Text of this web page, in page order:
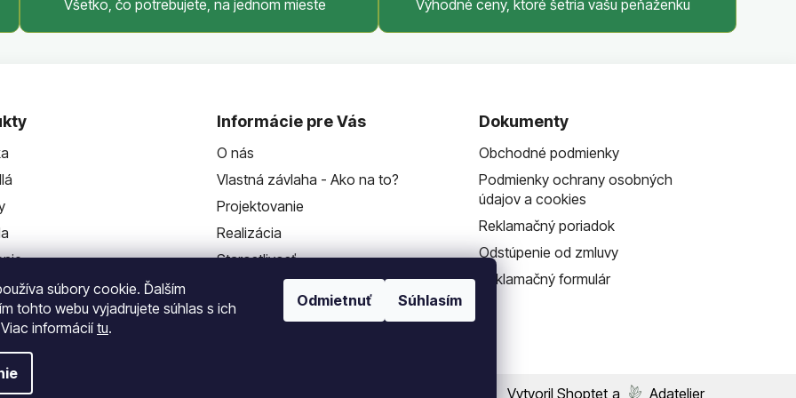
súbory cookie. Ďalším
tohto webu vyjadrujete súhlas s ich
informáciítu.
Odmietnuť Súhlasím
Všetko, čo potrebujete, na jednom mieste Výhodné ceny, ktoré šetria vašu peňaženku
Informácie pre Vás
O nás
Vlastná závlaha - Ako na to?
Projektovanie
Realizácia
Starostlivosť
Dokumenty
Obchodné podmienky
Podmienky ochrany osobných
údajov a cookies
Reklamačný poriadok
Odstúpenie od zmluvy
Reklamačný formulár
Vytvoril Shoptet a Adatelier